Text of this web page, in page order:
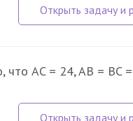
что AC = 24, AB =